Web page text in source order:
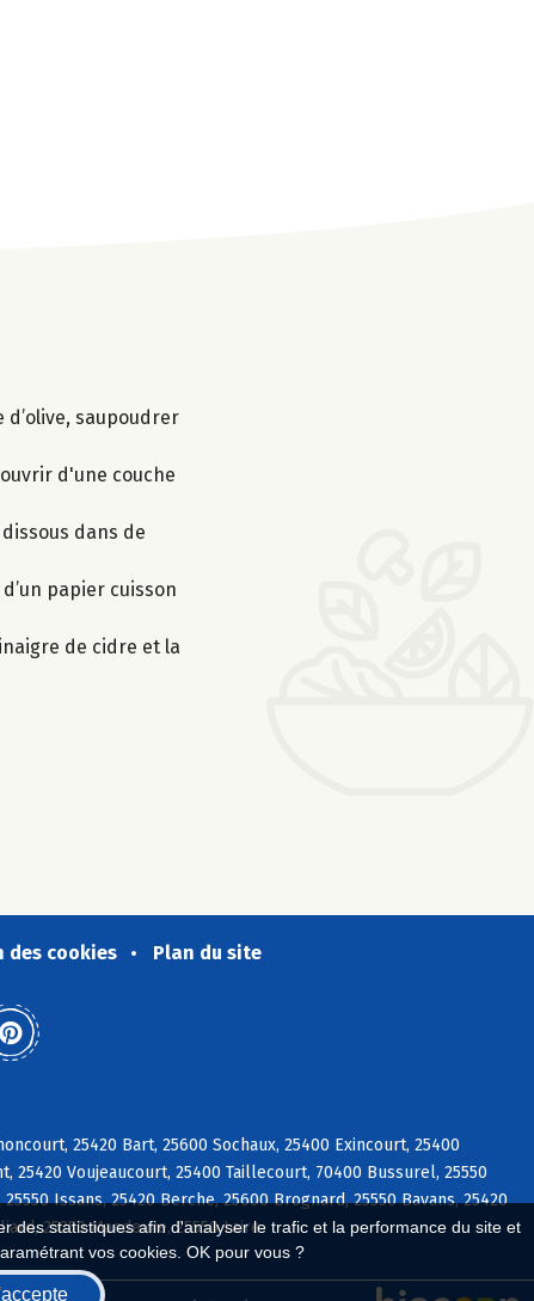
des statistiques afin d'analyser le trafic et la performance du site et
vos cookies. OK pour vous ?
d’olive, saupoudrer
d'une couche
dans de
papier cuisson
de cidre et la
des cookies Plan du site
25420 Bart, 25600 Sochaux, 25400 Exincourt, 25400
25420 Voujeaucourt, 25400 Taillecourt, 70400 Bussurel, 25550
Issans, 25420 Berche, 25600 Brognard, 25550 Bavans, 25420
25350 Mandeure, 25550 Laire